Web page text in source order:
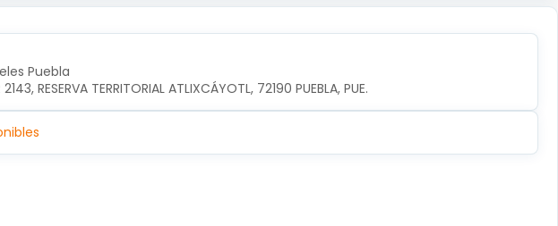
Puebla
2143, RESERVA TERRITORIAL ATLIXCÁYOTL, 72190 PUEBLA, PUE.